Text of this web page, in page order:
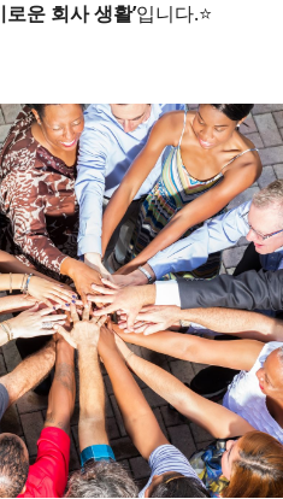
운 회사 생활’입니다.⭐